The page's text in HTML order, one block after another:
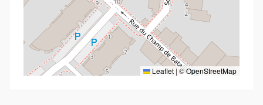
Leaflet |©OpenStreetMap